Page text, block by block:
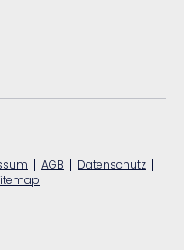
| AGB | Datenschutz |